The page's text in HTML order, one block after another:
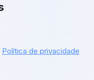
Política de privacidade